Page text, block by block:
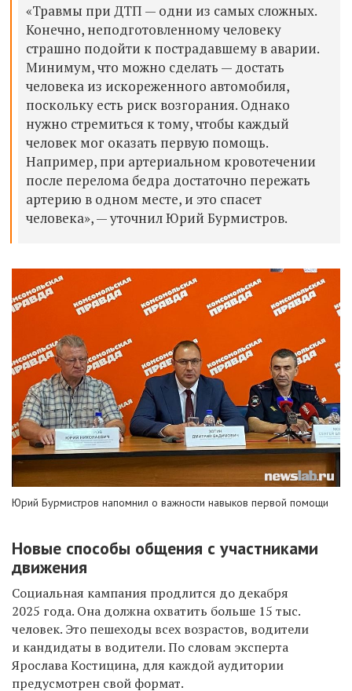
«Травмы при ДТП — одни из самых сложных.
Конечно, неподготовленному человеку
страшно подойти к пострадавшему в аварии.
Минимум, что можно сделать — достать
человека из искореженного автомобиля,
поскольку есть риск возгорания. Однако
нужно стремиться к тому, чтобы каждый
человек мог оказать первую помощь.
Например, при артериальном кровотечении
после перелома бедра достаточно пережать
артерию в одном месте, и это спасет
человека», — уточнил Юрий Бурмистров.
Юрий Бурмистров напомнил о важности навыков первой помощи
Новые способы общения с участниками
движения
Социальная кампания продлится до декабря
2025 года. Она должна охватить больше 15 тыс.
человек. Это пешеходы всех возрастов, водители
и кандидаты в водители. По словам эксперта
Ярослава Костицина, для каждой аудитории
предусмотрен свой формат.